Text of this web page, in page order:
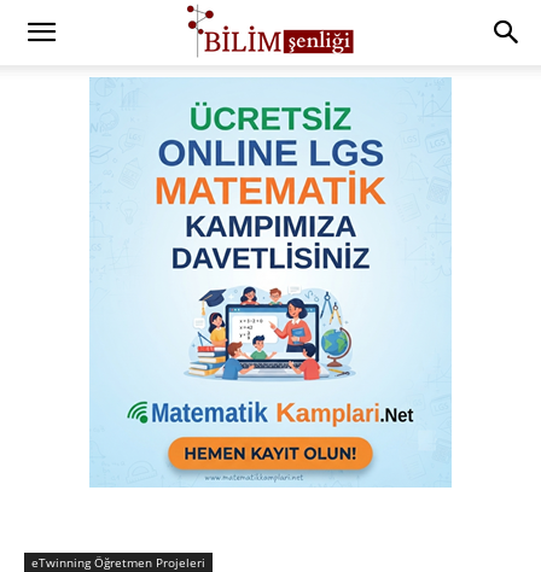
eTwinning Öğretmen Projeleri